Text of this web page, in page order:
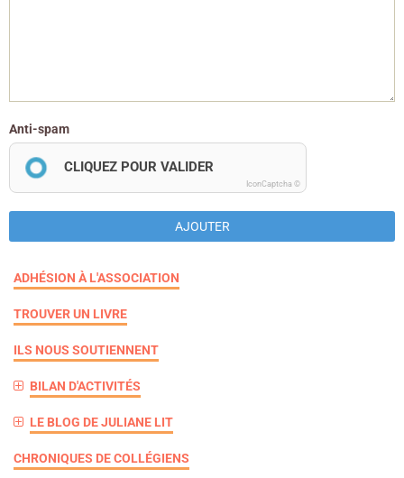
Anti-spam
CLIQUEZ POUR VALIDER
IconCaptcha ©
AJOUTER
ADHÉSION À L'ASSOCIATION
TROUVER UN LIVRE
ILS NOUS SOUTIENNENT
BILAN D'ACTIVITÉS
LE BLOG DE JULIANE LIT
CHRONIQUES DE COLLÉGIENS